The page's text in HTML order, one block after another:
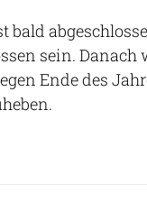
bald
sein.
Ende des